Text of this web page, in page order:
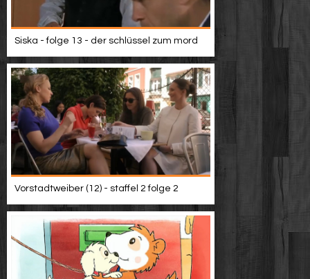
Siska - folge 13 - der schlüssel zum mord
Vorstadtweiber (12) - staffel 2 folge 2